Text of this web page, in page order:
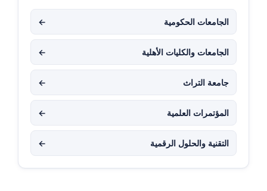
الجامعات الحكومية ←
الجامعات والكليات الأهلية ←
جامعة التراث ←
المؤتمرات العلمية ←
التقنية والحلول الرقمية ←